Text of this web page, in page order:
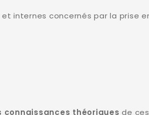
internes concernés par la prise
connaissances théoriques de